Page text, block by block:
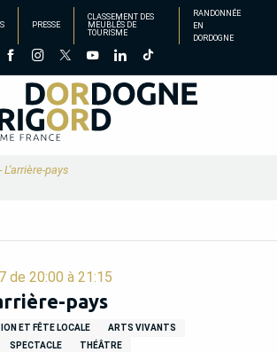
PRESSE
CLASSEMENT DES
MEUBLÉS DE
TOURISME
RANDONNÉE
EN
DORDOGNE
L'arrière-pays
de 20:00 à 21:15
pays
ET FÊTE LOCALE
ARTS VIVANTS
SPECTACLE THÉÂTRE